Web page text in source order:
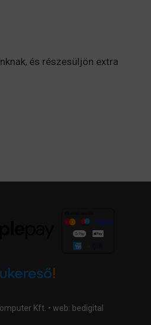
és részesüljön extra
Kft. • web: bedigital